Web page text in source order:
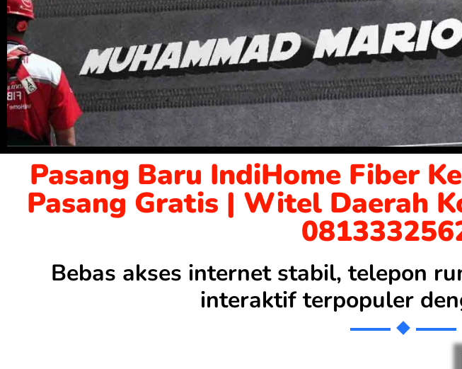
Pasang Baru IndiHome Fiber
Pasang Gratis | Witel Daerah
Bebas akses internet stabil, telepon
interaktif terpopuler